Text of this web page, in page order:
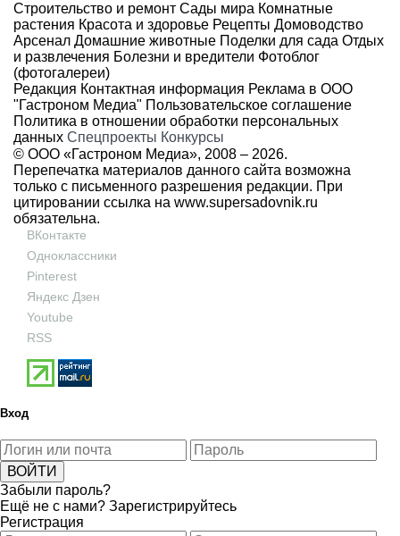
Строительство и ремонт Сады мира Комнатные
растения Красота и здоровье Рецепты Домоводство
Арсенал Домашние животные Поделки для сада Отдых
и развлечения Болезни и вредители Фотоблог
(фотогалереи)
Редакция Контактная информация Реклама в ООО
"Гастроном Медиа" Пользовательское соглашение
Политика в отношении обработки персональных
данных Спецпроекты Конкурсы
© ООО «Гастроном Медиа», 2008 – 2026.
Перепечатка материалов данного сайта возможна
только с письменного разрешения редакции. При
цитировании ссылка на www.supersadovnik.ru
обязательна.
ВКонтакте
Одноклассники
Pinterest
Яндекс Дзен
Youtube
RSS
Вход
Забыли пароль?
Ещё не с нами? Зарегистрируйтесь
Регистрация